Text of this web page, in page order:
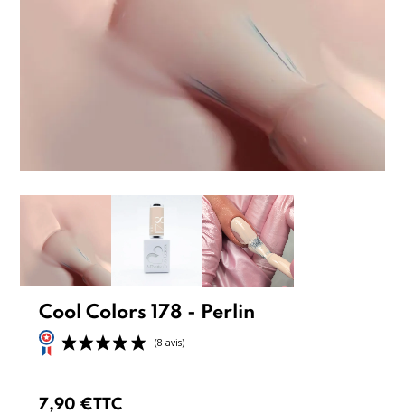
Cool Colors 178 - Perlin
7,90 €TTC